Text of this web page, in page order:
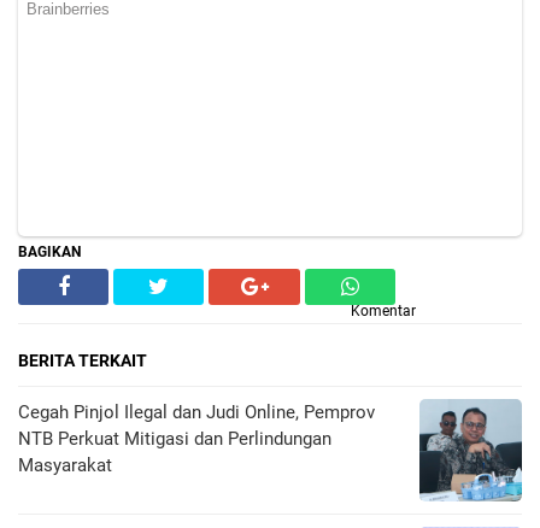
BAGIKAN
Komentar
BERITA TERKAIT
Cegah Pinjol Ilegal dan Judi Online, Pemprov
NTB Perkuat Mitigasi dan Perlindungan
Masyarakat